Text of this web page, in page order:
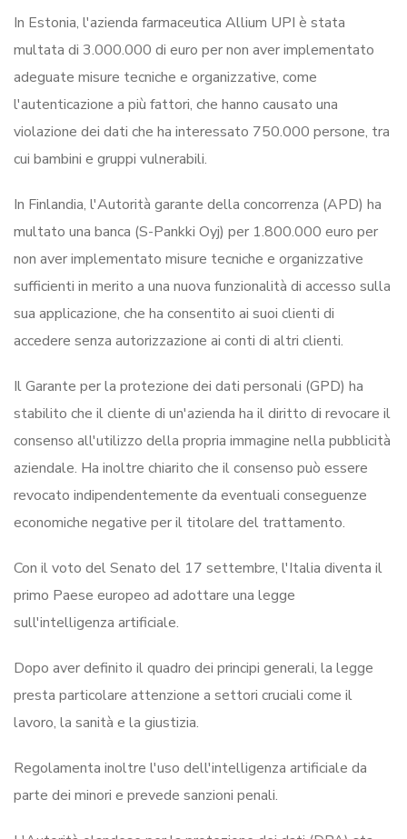
In Estonia, l'azienda farmaceutica Allium UPI è stata
multata di 3.000.000 di euro per non aver implementato
adeguate misure tecniche e organizzative, come
l'autenticazione a più fattori, che hanno causato una
violazione dei dati che ha interessato 750.000 persone, tra
cui bambini e gruppi vulnerabili.
In Finlandia, l'Autorità garante della concorrenza (APD) ha
multato una banca (S-Pankki Oyj) per 1.800.000 euro per
non aver implementato misure tecniche e organizzative
sufficienti in merito a una nuova funzionalità di accesso sulla
sua applicazione, che ha consentito ai suoi clienti di
accedere senza autorizzazione ai conti di altri clienti.
Il Garante per la protezione dei dati personali (GPD) ha
stabilito che il cliente di un'azienda ha il diritto di revocare il
consenso all'utilizzo della propria immagine nella pubblicità
aziendale. Ha inoltre chiarito che il consenso può essere
revocato indipendentemente da eventuali conseguenze
economiche negative per il titolare del trattamento.
Con il voto del Senato del 17 settembre, l'Italia diventa il
primo Paese europeo ad adottare una legge
sull'intelligenza artificiale.
Dopo aver definito il quadro dei principi generali, la legge
presta particolare attenzione a settori cruciali come il
lavoro, la sanità e la giustizia.
Regolamenta inoltre l'uso dell'intelligenza artificiale da
parte dei minori e prevede sanzioni penali.